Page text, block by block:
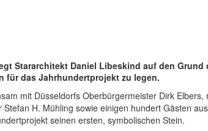
Stararchitekt Daniel Libeskind auf den
für das Jahrhundertprojekt zu legen.
mit Düsseldorfs Oberbürgermeister Dirk
Stefan H. Mühling sowie einigen hundert Gästen
seinen ersten, symbolischen Stein.